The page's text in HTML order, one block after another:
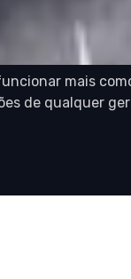
mais
de qualquer